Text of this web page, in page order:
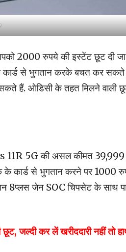
2000 रुपये की इस्टेंट छूट दी
कार्ड से भुगतान करके बचत कर
हैं. ओडिसी के तहत मिलने वाली
11R 5G की असल कीमत
कार्ड से भुगतान करने पर 1000
8प्लस जेन SOC चिपसेट के साथ
कर लें खरीददारी नहीं तो